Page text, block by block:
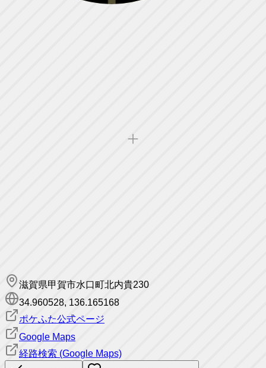
滋賀県甲賀市水口町北内貴230
34.960528, 136.165168
ポケふた公式ページ
Google Maps
経路検索 (Google Maps)